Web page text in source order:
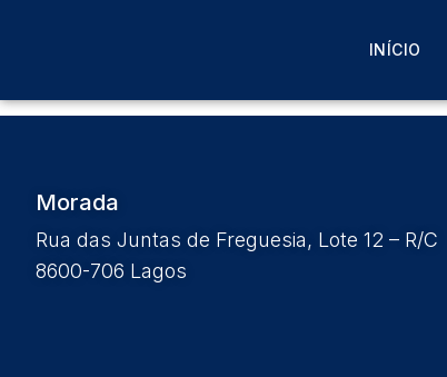
INÍCIO
Morada
Rua das Juntas de Freguesia, Lote 12 – R/C
8600-706 Lagos